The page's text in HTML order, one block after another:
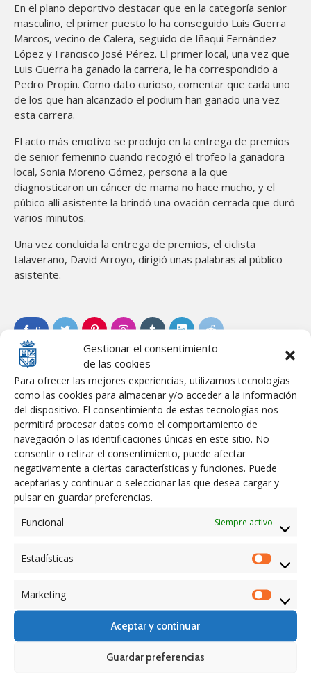
Gestionar el consentimiento
de las cookies
Para ofrecer las mejores experiencias, utilizamos tecnologías
como las cookies para almacenar y/o acceder a la información
del dispositivo. El consentimiento de estas tecnologías nos
permitirá procesar datos como el comportamiento de
navegación o las identificaciones únicas en este sitio. No
consentir o retirar el consentimiento, puede afectar
negativamente a ciertas características y funciones. Puede
aceptarlas y continuar o seleccionar las que desea cargar y
pulsar en guardar preferencias.
Funcional
Siempre activo
Estadísticas
Marketing
Aceptar y continuar
Guardar preferencias
En el plano deportivo destacar que en la categoría senior
masculino, el primer puesto lo ha conseguido Luis Guerra
Marcos, vecino de Calera, seguido de Iñaqui Fernández
López y Francisco José Pérez. El primer local, una vez que
Luis Guerra ha ganado la carrera, le ha correspondido a
Pedro Propin. Como dato curioso, comentar que cada uno
de los que han alcanzado el podium han ganado una vez
esta carrera.
El acto más emotivo se produjo en la entrega de premios
de senior femenino cuando recogió el trofeo la ganadora
local, Sonia Moreno Gómez, persona a la que
diagnosticaron un cáncer de mama no hace mucho, y el
púbico allí asistente la brindó una ovación cerrada que duró
varios minutos.
Una vez concluida la entrega de premios, el ciclista
talaverano, David Arroyo, dirigió unas palabras al público
asistente.
0
Convocatoria y bases “PROGRAMA DE APOYO ACTIVO AL
EMPLEO 2026”
13.07.2026
Concesión de Ayudas para la Contratación – Programa de
Apoyo al Empleo 2026
7.07.2026
Conservación y Limpieza Edificios Municipales- Programa
de Apoyo al Empleo 2026